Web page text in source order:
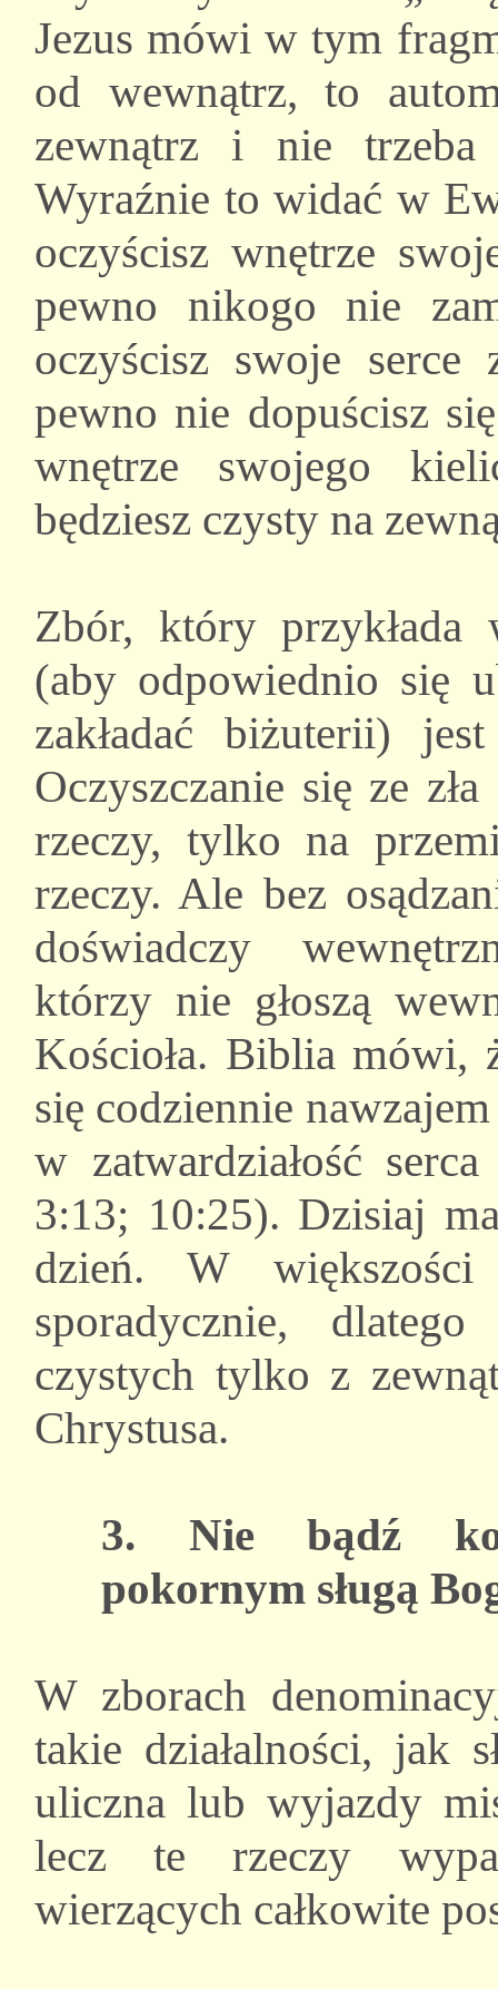
Jezus mówi w tym
od wewnątrz, to
zewnątrz i nie
Wyraźnie to widać w
oczyścisz wnętrze
pewno nikogo nie
oczyścisz swoje
pewno nie dopuścisz
wnętrze swojego
będziesz czysty na
Zbór, który przykłada
(aby odpowiednio się
zakładać biżuterii)
Oczyszczanie się ze
rzeczy, tylko na
rzeczy. Ale bez
doświadczy
którzy nie głoszą
Kościoła. Biblia mówi,
się codziennie
w zatwardziałość
3:13; 10:25). Dzisiaj
dzień. W
sporadycznie,
czystych tylko z
Chrystusa.
3. Nie bądź
pokornym sługą
W zborach
takie działalności, jak
uliczna lub wyjazdy
lecz te rzeczy
wierzących całkowite